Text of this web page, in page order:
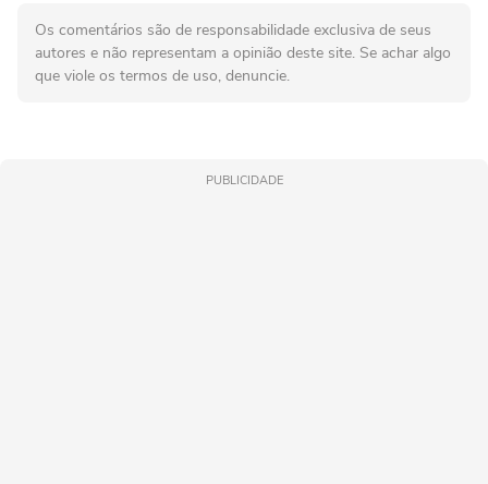
Os comentários são de responsabilidade exclusiva de seus
autores e não representam a opinião deste site. Se achar algo
que viole os termos de uso, denuncie.
PUBLICIDADE